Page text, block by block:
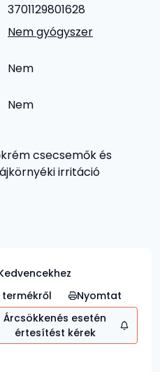
3701129801628
Nem gyógyszer
Nem
Nem
csecsemők és
irritáció
Nyomtat
Árcsökkenés esetén
értesítést kérek